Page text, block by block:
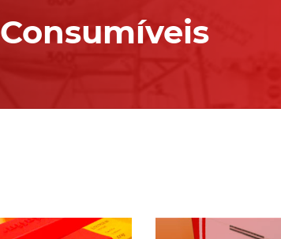
Consumíveis